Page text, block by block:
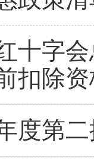
十字
扣除
度第